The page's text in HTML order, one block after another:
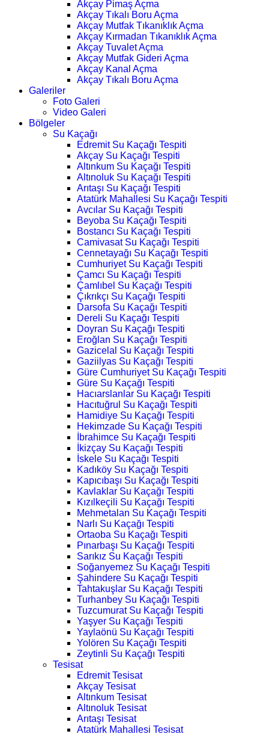
Akçay Pimaş Açma
Akçay Tıkalı Boru Açma
Akçay Mutfak Tıkanıklık Açma
Akçay Kırmadan Tıkanıklık Açma
Akçay Tuvalet Açma
Akçay Mutfak Gideri Açma
Akçay Kanal Açma
Akçay Tıkalı Boru Açma
Galeriler
Foto Galeri
Video Galeri
Bölgeler
Su Kaçağı
Edremit Su Kaçağı Tespiti
Akçay Su Kaçağı Tespiti
Altınkum Su Kaçağı Tespiti
Altınoluk Su Kaçağı Tespiti
Arıtaşı Su Kaçağı Tespiti
Atatürk Mahallesi Su Kaçağı Tespiti
Avcılar Su Kaçağı Tespiti
Beyoba Su Kaçağı Tespiti
Bostancı Su Kaçağı Tespiti
Camivasat Su Kaçağı Tespiti
Cennetayağı Su Kaçağı Tespiti
Cumhuriyet Su Kaçağı Tespiti
Çamcı Su Kaçağı Tespiti
Çamlıbel Su Kaçağı Tespiti
Çıkrıkçı Su Kaçağı Tespiti
Darsofa Su Kaçağı Tespiti
Dereli Su Kaçağı Tespiti
Doyran Su Kaçağı Tespiti
Eroğlan Su Kaçağı Tespiti
Gazicelal Su Kaçağı Tespiti
Gaziilyas Su Kaçağı Tespiti
Güre Cumhuriyet Su Kaçağı Tespiti
Güre Su Kaçağı Tespiti
Hacıarslanlar Su Kaçağı Tespiti
Hacıtuğrul Su Kaçağı Tespiti
Hamidiye Su Kaçağı Tespiti
Hekimzade Su Kaçağı Tespiti
İbrahimce Su Kaçağı Tespiti
İkizçay Su Kaçağı Tespiti
İskele Su Kaçağı Tespiti
Kadıköy Su Kaçağı Tespiti
Kapıcıbaşı Su Kaçağı Tespiti
Kavlaklar Su Kaçağı Tespiti
Kızılkeçili Su Kaçağı Tespiti
Mehmetalan Su Kaçağı Tespiti
Narlı Su Kaçağı Tespiti
Ortaoba Su Kaçağı Tespiti
Pınarbaşı Su Kaçağı Tespiti
Sarıkız Su Kaçağı Tespiti
Soğanyemez Su Kaçağı Tespiti
Şahindere Su Kaçağı Tespiti
Tahtakuşlar Su Kaçağı Tespiti
Turhanbey Su Kaçağı Tespiti
Tuzcumurat Su Kaçağı Tespiti
Yaşyer Su Kaçağı Tespiti
Yaylaönü Su Kaçağı Tespiti
Yolören Su Kaçağı Tespiti
Zeytinli Su Kaçağı Tespiti
Tesisat
Edremit Tesisat
Akçay Tesisat
Altınkum Tesisat
Altınoluk Tesisat
Arıtaşı Tesisat
Atatürk Mahallesi Tesisat